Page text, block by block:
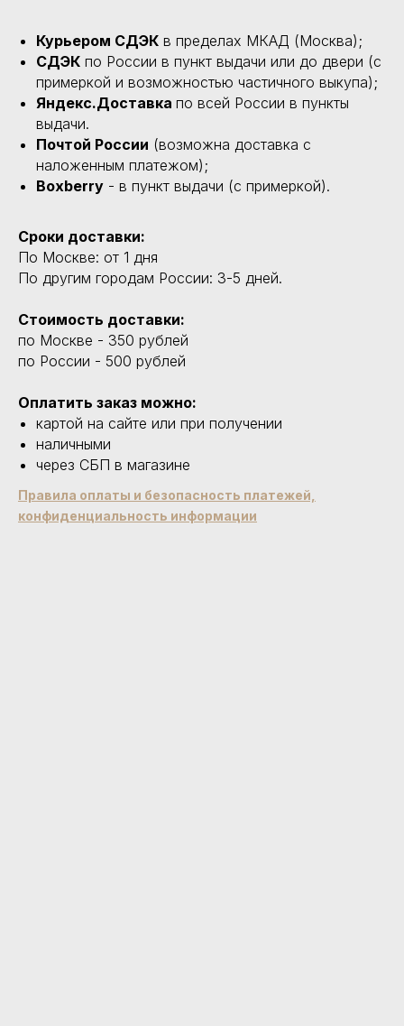
Курьером СДЭК в пределах МКАД (Москва);
СДЭК по России в пункт выдачи или до двери (с
примеркой и возможностью частичного выкупа);
Яндекс.Доставка по всей России в пункты
выдачи.
Почтой России (возможна доставка с
наложенным платежом);
Boxberry - в пункт выдачи (с примеркой).
Сроки доставки:
По Москве: от 1 дня
По другим городам России: 3-5 дней.
Стоимость доставки:
по Москве - 350 рублей
по России - 500 рублей
Оплатить заказ можно:
картой на сайте или при получении
наличными
через СБП в магазине
Правила оплаты и безопасность платежей,
конфиденциальность информации